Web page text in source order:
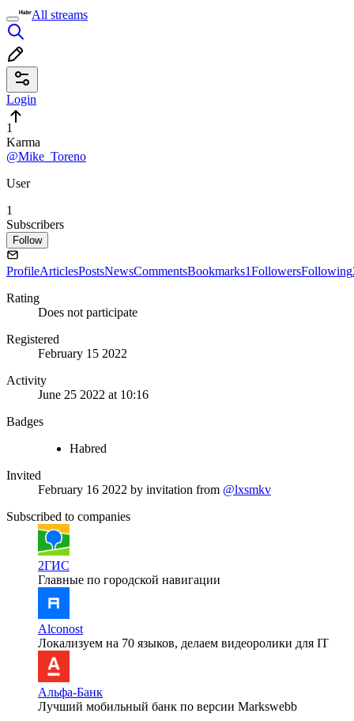
All streams
Login
1
Karma
@Mike_Toreno
User
1
Subscribers
Follow
ProfileArticlesPostsNewsCommentsBookmarks1FollowersFollowing
Rating
Does not participate
Registered
February 15 2022
Activity
June 25 2022 at 10:16
Badges
Habred
Invited
February 16 2022 by invitation from @lxsmkv
Subscribed to companies
2ГИС
Главные по городской навигации
Alconost
Локализуем на 70 языков, делаем видеоролики для IT
Альфа-Банк
Лучший мобильный банк по версии Markswebb